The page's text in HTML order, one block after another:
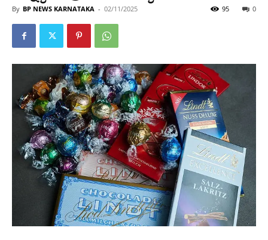
By BP NEWS KARNATAKA - 02/11/2025 0
95